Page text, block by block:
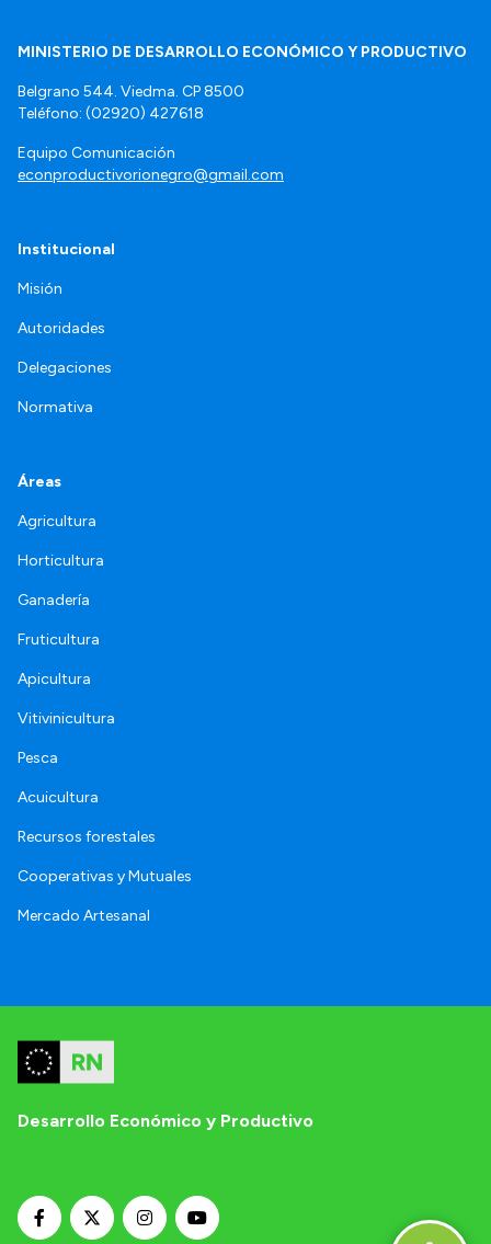
MINISTERIO DE DESARROLLO ECONÓMICO Y PRODUCTIVO
Belgrano 544. Viedma. CP 8500
Teléfono: (02920) 427618
Equipo Comunicación
econproductivorionegro@gmail.com
Institucional
Misión
Autoridades
Delegaciones
Normativa
Áreas
Agricultura
Horticultura
Ganadería
Fruticultura
Apicultura
Vitivinicultura
Pesca
Acuicultura
Recursos forestales
Cooperativas y Mutuales
Mercado Artesanal
Desarrollo Económico y Productivo